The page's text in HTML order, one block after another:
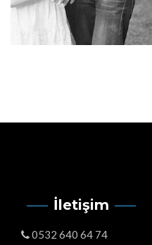
İletişim
0532 640 64 74